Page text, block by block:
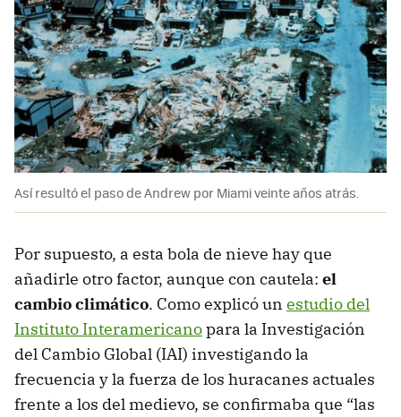
Así resultó el paso de Andrew por Miami veinte años atrás.
Por supuesto, a esta bola de nieve hay que
añadirle otro factor, aunque con cautela: el
cambio climático. Como explicó un estudio del
Instituto Interamericanopara la Investigación
del Cambio Global (IAI) investigando la
frecuencia y la fuerza de los huracanes actuales
frente a los del medievo, se confirmaba que “las